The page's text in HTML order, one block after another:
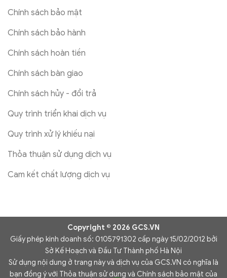
Chính sách bảo mật
Chính sách bảo hành
Chính sách hoàn tiền
Chính sách bàn giao
Chính sách hủy - đổi trả
Quy trình triển khai dịch vụ
Quy trình xử lý khiếu nại
Thỏa thuận sử dụng dịch vụ
Cam kết chất lượng dịch vụ
Copyright © 2026 GCS.VN
Giấy phép kinh doanh số: 0105791302 cấp ngày 15/02/2012 bởi
Sở Kế Hoạch và Đầu Tư Thành phố Hà Nội
Sử dụng nội dung ở trang này và dịch vụ của GCS.VN có nghĩa là
bạn đồng ý với Thỏa thuận sử dụng và Chính sách bảo mật của